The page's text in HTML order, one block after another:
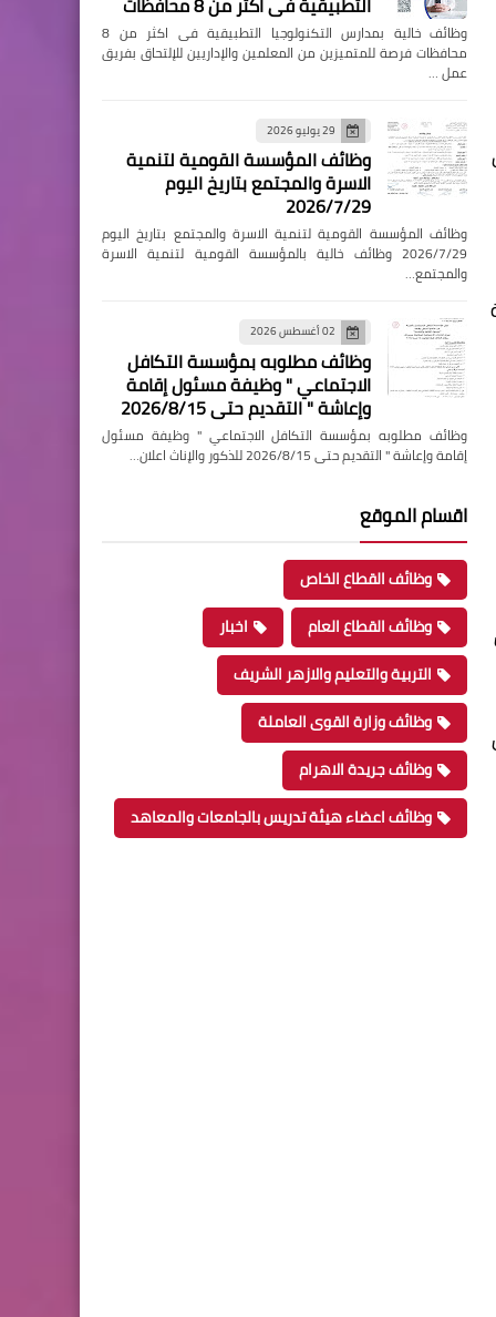
وظائف خالية بمدارس التكنولوجيا التطبيقية فى اكثر من 8
محافظات فرصة للمتميزين من المعلمين والإداريين للإلتحاق بفريق
عمل …
29 يوليو 2026
وظائف المؤسسة القومية لتنمية
الاسرة والمجتمع بتاريخ اليوم
2026/7/29
وظائف المؤسسة القومية لتنمية الاسرة والمجتمع بتاريخ اليوم
2026/7/29 وظائف خالية بالمؤسسة القومية لتنمية الاسرة
والمجتمع…
02 أغسطس 2026
وظائف مطلوبه بمؤسسة التكافل
الاجتماعي " وظيفة مسئول إقامة
وإعاشة " التقديم حتى 2026/8/15
وظائف مطلوبه بمؤسسة التكافل الاجتماعي " وظيفة مسئول
إقامة وإعاشة " التقديم حتى 2026/8/15 للذكور والإناث اعلان…
اقسام الموقع
وظائف القطاع الخاص
وظائف القطاع العام
اخبار
التربية والتعليم والازهر الشريف
وظائف وزارة القوى العاملة
وظائف جريدة الاهرام
وظائف اعضاء هيئة تدريس بالجامعات والمعاهد